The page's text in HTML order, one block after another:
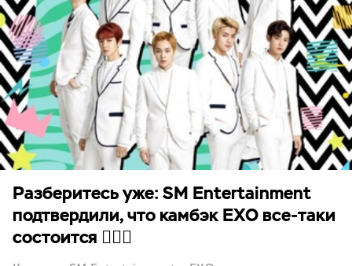
Разберитесь уже: SM Entertainment
подтвердили, что камбэк EXO все-таки
состоится 🤷🏻‍♀️